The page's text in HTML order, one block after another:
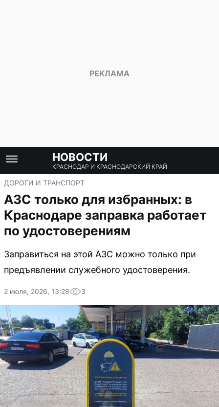
НОВОСТИ
КРАСНОДАР И КРАСНОДАРСКИЙ КРАЙ
ДОРОГИ И ТРАНСПОРТ
АЗС только для избранных: в
Краснодаре заправка работает
по удостоверениям
Заправиться на этой АЗС можно только при
предъявлении служебного удостоверения.
2 июля, 2026, 13:28 3